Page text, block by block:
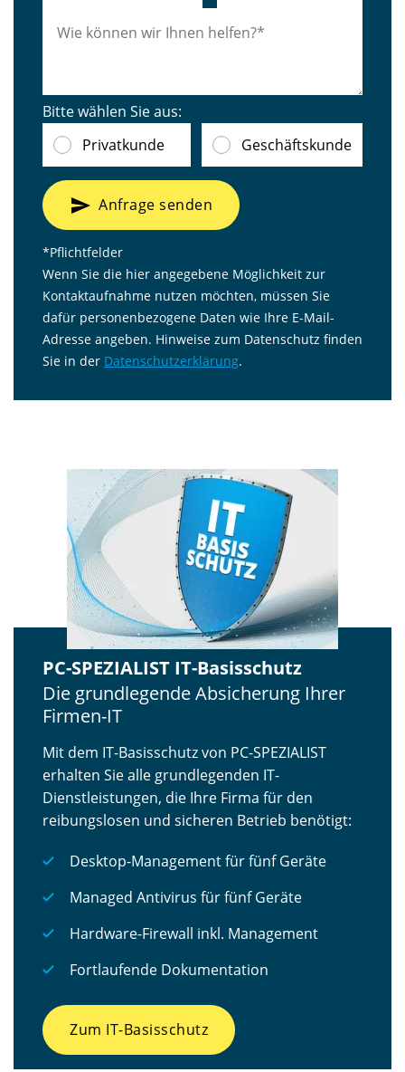
Bitte wählen Sie aus:
Privatkunde
Geschäftskunde
send Anfrage senden
*Pflichtfelder
Wenn Sie die hier angegebene Möglichkeit zur
Kontaktaufnahme nutzen möchten, müssen Sie
dafür personenbezogene Daten wie Ihre E-Mail-
Adresse angeben. Hinweise zum Datenschutz finden
Sie in der Datenschutzerklärung.
PC-SPEZIALIST IT-Basisschutz
Die grundlegende Absicherung Ihrer
Firmen-IT
Mit dem IT-Basisschutz von PC-SPEZIALIST
erhalten Sie alle grundlegenden IT-
Dienstleistungen, die Ihre Firma für den
reibungslosen und sicheren Betrieb benötigt:
Desktop-Management für fünf Geräte
Managed Antivirus für fünf Geräte
Hardware-Firewall inkl. Management
Fortlaufende Dokumentation
Zum IT-Basisschutz